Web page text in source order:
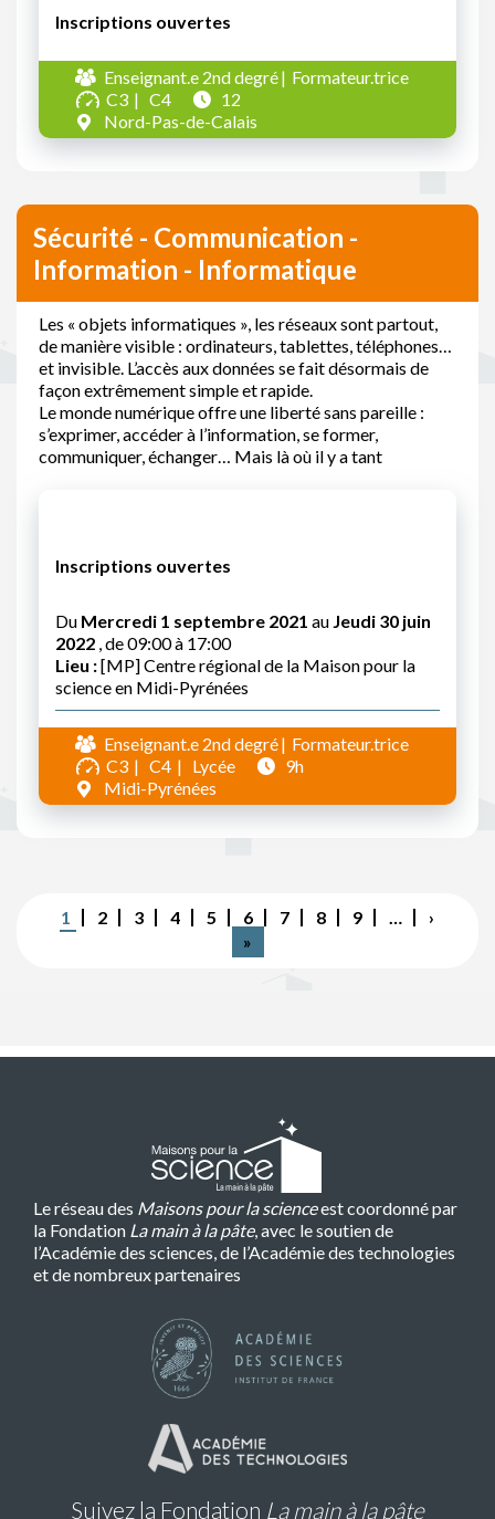
Inscriptions ouvertes
Enseignant.e 2nd degré
Formateur.trice
C3
C4
12
Nord-Pas-de-Calais
Sécurité - Communication -
Information - Informatique
Les « objets informatiques », les réseaux sont partout,
de manière visible : ordinateurs, tablettes, téléphones…
et invisible. L’accès aux données se fait désormais de
façon extrêmement simple et rapide.
Le monde numérique offre une liberté sans pareille :
s’exprimer, accéder à l’information, se former,
communiquer, échanger… Mais là où il y a tant
Inscriptions ouvertes
Du Mercredi 1 septembre 2021 au Jeudi 30 juin
2022 , de 09:00 à 17:00
Lieu :[MP] Centre régional de la Maison pour la
science en Midi-Pyrénées
Enseignant.e 2nd degré
Formateur.trice
C3
C4 Lycée
9h
Midi-Pyrénées
Page
courante
1 Page
2 Page
3 Page
4 Page
5 Page
6 Page
7 Page
8 Page
9 …
Page
›
Dernière
page
»
Le réseau des Maisons pour la scienceest coordonné par
la Fondation La main à la pâte, avec le soutien de
l’Académie des sciences, de l’Académie des technologies
et de nombreux partenaires
Suivez la Fondation La main à la pâte